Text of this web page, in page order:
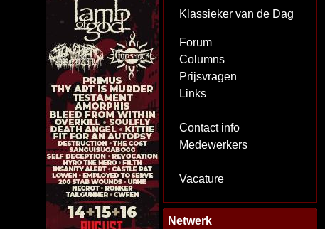
Klassieker van de Dag
Forum
Columns
Prijsvragen
Links
Contact info
Medewerkers
Vacature
Netwerk